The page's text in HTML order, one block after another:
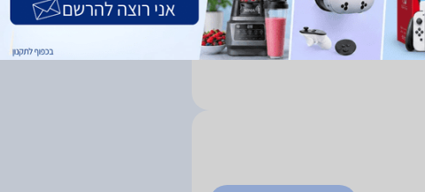
פרטים נוספים